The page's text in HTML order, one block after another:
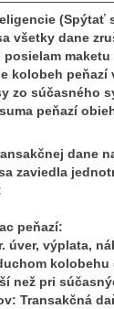
(Spýtať
všetky dane
maketu
kolobeh
zo súčasného
peňazí
dane
zaviedla
peňazí:
úver, výplata,
kolobehu
než pri
Transakčná